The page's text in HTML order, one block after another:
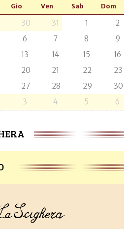
Gio Ven Sab Dom
30 31 1
2
6 7 8
9
13 14 15
16
20 21 22
23
27 28 29
30
3 4 5 6